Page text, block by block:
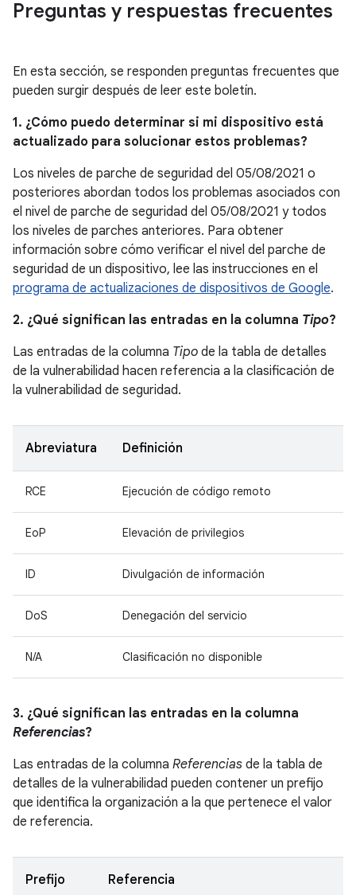
Preguntas y respuestas frecuentes
En esta sección, se responden preguntas frecuentes que
pueden surgir después de leer este boletín.
1. ¿Cómo puedo determinar si mi dispositivo está
actualizado para solucionar estos problemas?
Los niveles de parche de seguridad del 05/08/2021 o
posteriores abordan todos los problemas asociados con
el nivel de parche de seguridad del 05/08/2021 y todos
los niveles de parches anteriores. Para obtener
información sobre cómo verificar el nivel del parche de
seguridad de un dispositivo, lee las instrucciones en el
programa de actualizaciones de dispositivos de Google.
2. ¿Qué significan las entradas en la columna Tipo?
Las entradas de la columna Tipo de la tabla de detalles
de la vulnerabilidad hacen referencia a la clasificación de
la vulnerabilidad de seguridad.
Abreviatura Definición
RCE Ejecución de código remoto
EoP Elevación de privilegios
ID Divulgación de información
DoS Denegación del servicio
N/A Clasificación no disponible
3. ¿Qué significan las entradas en la columna
Referencias?
Las entradas de la columna Referencias de la tabla de
detalles de la vulnerabilidad pueden contener un prefijo
que identifica la organización a la que pertenece el valor
de referencia.
Prefijo Referencia